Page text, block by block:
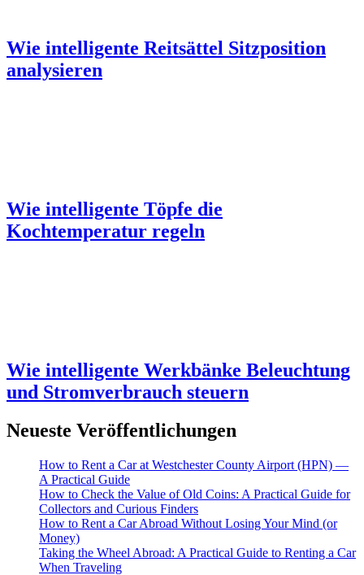
Wie intelligente Reitsättel Sitzposition
analysieren
Wie intelligente Töpfe die
Kochtemperatur regeln
Wie intelligente Werkbänke Beleuchtung
und Stromverbrauch steuern
Neueste Veröffentlichungen
How to Rent a Car at Westchester County Airport (HPN) —
A Practical Guide
How to Check the Value of Old Coins: A Practical Guide for
Collectors and Curious Finders
How to Rent a Car Abroad Without Losing Your Mind (or
Money)
Taking the Wheel Abroad: A Practical Guide to Renting a Car
When Traveling